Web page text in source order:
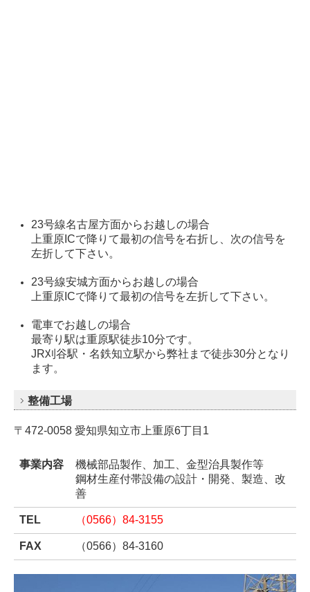
23号線名古屋方面からお越しの場合
上重原 ICで降りて最初の信号を右折し、次の信号を
左折して下さい。
23号線安城方面からお越しの場合
上重原 ICで降りて最初の信号を左折して下さい。
電車でお越しの場合
最寄り駅は重原駅徒歩10分です。
JR刈谷駅・名鉄知立駅から弊社まで徒歩30分となり
ます。
整備工場
〒472-0058 愛知県知立市上重原6丁目1
事業内容
機械部品製作、加工、金型治具製作等
鋼材生産付帯設備の設計・開発、製造、改
善
TEL （0566）84-3155
FAX （0566）84-3160